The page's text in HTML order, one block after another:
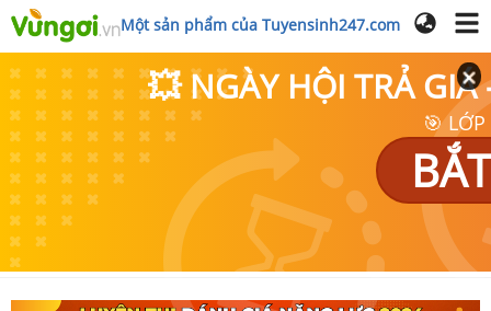
Một sản phẩm của Tuyensinh247.com
💥 NGÀY HỘI TRẢ GIÁ
🎯